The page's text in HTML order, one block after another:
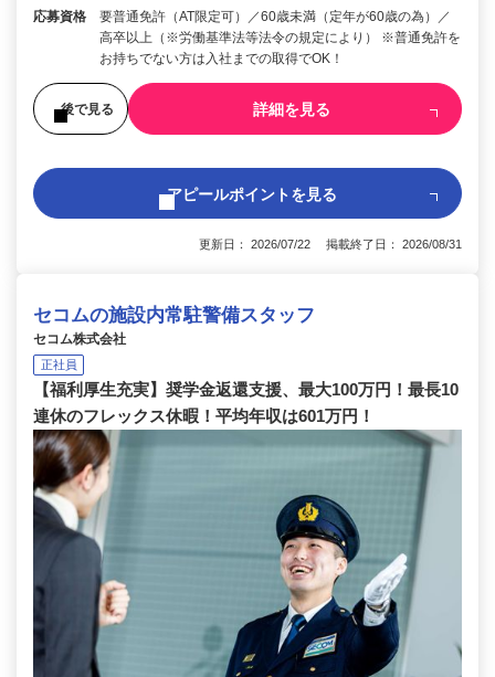
応募資格
要普通免許（AT限定可）／60歳未満（定年が60歳の為）／
高卒以上（※労働基準法等法令の規定により） ※普通免許を
お持ちでない方は入社までの取得でOK！
後で見る 詳細を見る
アピールポイントを見る
更新日： 2026/07/22 掲載終了日： 2026/08/31
セコムの施設内常駐警備スタッフ
セコム株式会社
正社員
【福利厚生充実】奨学金返還支援、最大100万円！最長10
連休のフレックス休暇！平均年収は601万円！